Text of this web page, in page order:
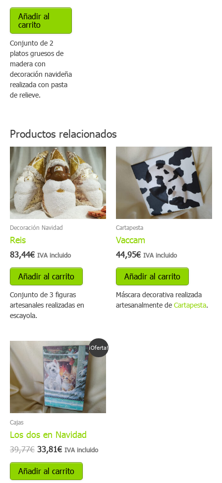
Añadir al
carrito
Conjunto de 2
platos gruesos de
madera con
decoración navideña
realizada con pasta
de relieve.
Productos relacionados
Decoración Navidad
Reis
83,44€ IVA incluido
Añadir al carrito
Conjunto de 3 figuras
artesanales realizadas en
escayola.
Cartapesta
Vaccam
44,95€ IVA incluido
Añadir al carrito
Máscara decorativa realizada
artesanalmente de Cartapesta.
¡Oferta!
Cajas
Los dos en Navidad
39,77€
El
precio
original
era:
39,77€.
33,81€
El
precio
actual
es:
33,81€.
IVA incluido
Añadir al carrito